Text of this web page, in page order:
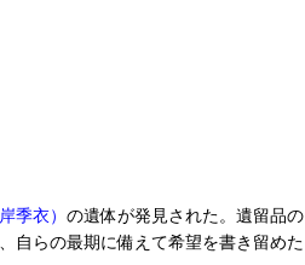
季衣） の遺体が発見された。遺留品の
自らの最期に備えて希望を書き留めた